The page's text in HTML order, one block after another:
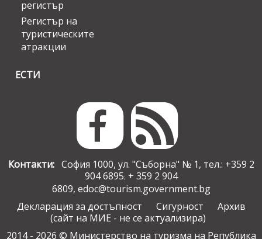
регистър
Регистър на
туристическите
атракции
ЕСТИ
Контакти:София 1000, ул. "Съборна" № 1, тел.: +359 2
904 6895; + 359 2 904
6809, edoc@tourism.government.bg
Декларация за достъпност
Сигурност
Архив
(сайт на МИЕ - не се актуализира)
2014 - 2026 © Министерство на туризма на Република